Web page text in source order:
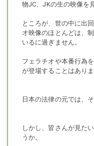
動画：４５分３７秒
映像はmpeg4形式になりま
この映像は日本国が定める
しています。
物JC、JKの生の映像を
ところが、世の中に出
オ映像のほとんどは、
いるに過ぎません。
フェラチオや本番行為
が登場することはありま
日本の法律の元では、
しかし、皆さんが見た
うか。